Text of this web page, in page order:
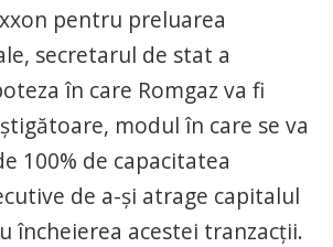
pentru preluarea
secretarul de stat a
în care Romgaz va fi
modul în care se va
100% de capacitatea
de a-şi atrage capitalul
încheierea acestei tranzacţii.